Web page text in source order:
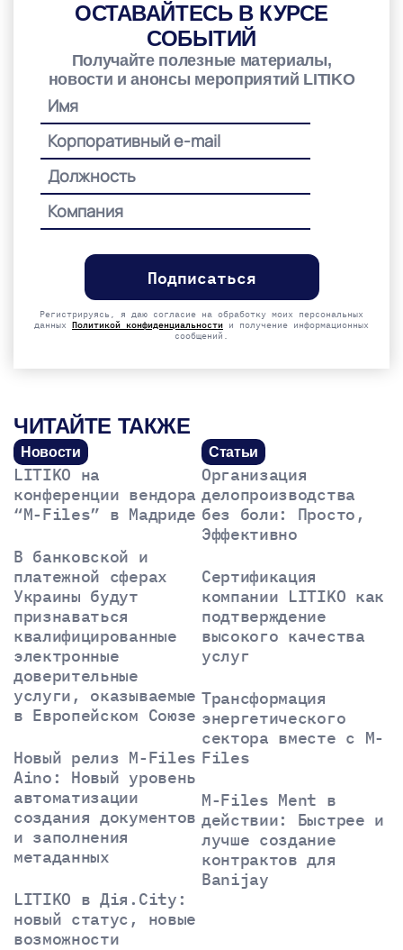
ОСТАВАЙТЕСЬ В КУРСЕ
СОБЫТИЙ
Получайте полезные материалы,
новости и анонсы мероприятий LITIKO
empty.
Регистрируясь, я даю согласие на обработку моих персональных
данных Политикой конфиденциальности и получение информационных
сообщений.
ЧИТАЙТЕ ТАКЖЕ
Новости
LITIKO на
конференции вендора
“M-Files” в Мадриде
В банковской и
платежной сферах
Украины будут
признаваться
квалифицированные
электронные
доверительные
услуги, оказываемые
в Европейском Союзе
Новый релиз M-Files
Aino: Новый уровень
автоматизации
создания документов
и заполнения
метаданных
LITIKO в Дія.City:
новый статус, новые
возможности
Статьи
Организация
делопроизводства
без боли: Просто,
Эффективно
Сертификация
компании LITIKO как
подтверждение
высокого качества
услуг
Трансформация
энергетического
сектора вместе с M-
Files
M-Files Ment в
действии: Быстрее и
лучше создание
контрактов для
Banijay